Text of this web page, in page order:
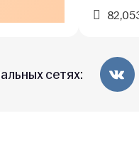
сетях: